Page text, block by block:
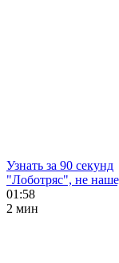
Узнать за 90 секунд
"Лоботряс", не
01:58
2 мин